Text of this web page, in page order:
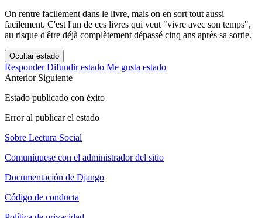
On rentre facilement dans le livre, mais on en sort tout aussi
facilement. C'est l'un de ces livres qui veut "vivre avec son temps",
au risque d'être déjà complètement dépassé cinq ans après sa sortie.
Ocultar estado
Responder Difundir estado Me gusta estado
Anterior Siguiente
Estado publicado con éxito
Error al publicar el estado
Sobre Lectura Social
Comuníquese con el administrador del sitio
Documentación de Django
Código de conducta